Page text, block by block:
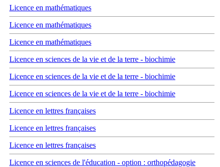
Licence en mathématiques
Licence en mathématiques
Licence en mathématiques
Licence en sciences de la vie et de la terre - biochimie
Licence en sciences de la vie et de la terre - biochimie
Licence en sciences de la vie et de la terre - biochimie
Licence en lettres françaises
Licence en lettres françaises
Licence en lettres françaises
Licence en sciences de l'éducation - option : orthopédagogie